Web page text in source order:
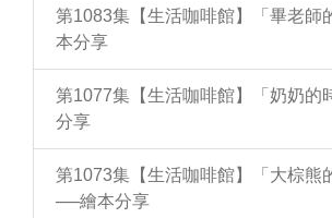
第1083集【生活咖啡館】「畢老師
本分享
第1077集【生活咖啡館】「奶奶的
分享
第1073集【生活咖啡館】「大棕熊
──繪本分享